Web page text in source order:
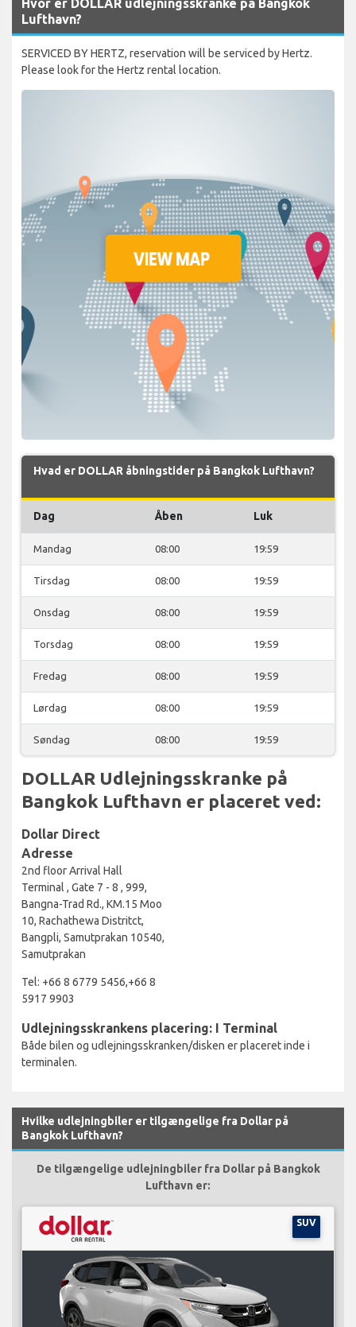
Lufthavn?
SERVICED BY HERTZ, reservation will be serviced by Hertz.
Please look for the Hertz rental location.
Hvad er DOLLAR åbningstider på Bangkok Lufthavn?
Dag Åben Luk
Mandag 08:00 19:59
Tirsdag 08:00 19:59
Onsdag 08:00 19:59
Torsdag 08:00 19:59
Fredag 08:00 19:59
Lørdag 08:00 19:59
Søndag 08:00 19:59
DOLLAR Udlejningsskranke på
Bangkok Lufthavn er placeret ved:
Dollar Direct
Adresse
2nd floor Arrival Hall
Terminal , Gate 7 - 8 , 999,
Bangna-Trad Rd., KM.15 Moo
10, Rachathewa Distritct,
Bangpli, Samutprakan 10540,
Samutprakan
Tel: +66 8 6779 5456,+66 8
5917 9903
Udlejningsskrankens placering: I Terminal
Både bilen og udlejningsskranken/disken er placeret inde i
terminalen.
Hvilke udlejningbiler er tilgængelige fra Dollar på
Bangkok Lufthavn?
De tilgængelige udlejningbiler fra Dollar på Bangkok
Lufthavn er:
SUV